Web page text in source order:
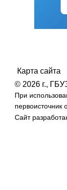
Карта сайта
© 2026 г.,
При
первоисточник
Сайт